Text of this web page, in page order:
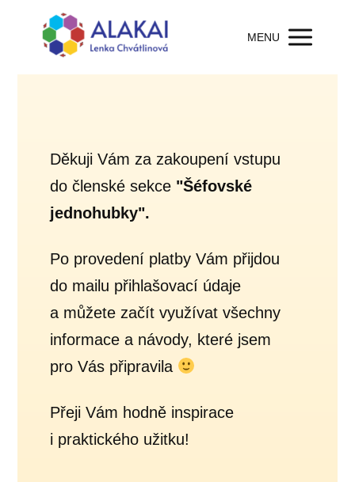
MENU
Děkuji Vám za zakoupení vstupu
do členské sekce"Šéfovské
jednohubky".
Po provedení platby Vám přijdou
do mailu přihlašovací údaje
a můžete začít využívat všechny
informace a návody, které jsem
pro Vás připravila
Přeji Vám hodně inspirace
i praktického užitku!